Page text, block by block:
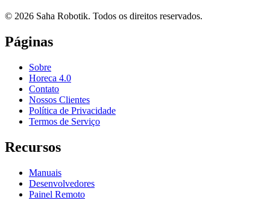
© 2026 Saha Robotik. Todos os direitos reservados.
Páginas
Sobre
Horeca 4.0
Contato
Nossos Clientes
Política de Privacidade
Termos de Serviço
Recursos
Manuais
Desenvolvedores
Painel Remoto